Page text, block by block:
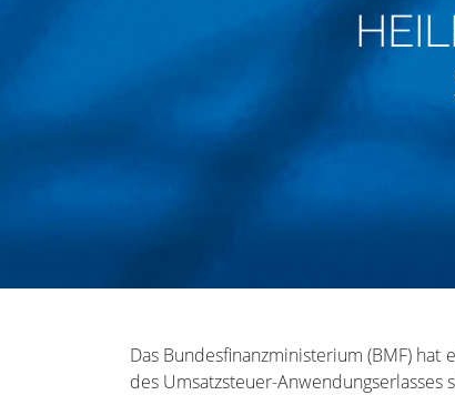
Das Bundesfinanzministerium (BMF)
des Umsatzsteuer-